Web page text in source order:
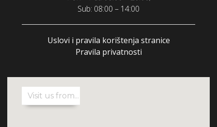
Sub: 08:00 – 14:00
Uslovi i pravila korištenja stranice
Pravila privatnosti